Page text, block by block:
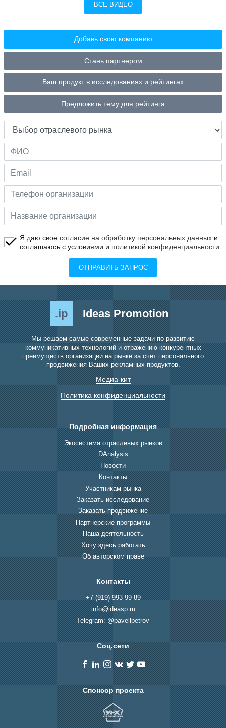
ВСЕ ВИДЕО
Добавь свою компанию
Стань партнером
Ваш продукт в исследованиях и рейтингах
Предложить тему для рейтинга
Я даю своесогласие на обработку персональных данных и
соглашаюсь с условиями и политикой конфиденциальности
ОТПРАВИТЬ ЗАПРОС
.ip Ideas Promotion
Мы решаем самые современные задачи по развитию
коммуникативных технологий и отражению конкурентных
преимуществ организации на рынке за счет персонального
продвижения Ваших рекламных продуктов.
Медиа-кит
Политика конфиденциальности
Подробная информация
Экосистема отраслевых рынков
DAnalysis
Новости
Контакты
Участникам рынка
Заказать исследование
Заказать продвижение
Партнерские программы
Наша деятельность
Хочу здесь работать
Об авторском праве
Контакты
+7 (919) 993-99-89
info@ideasp.ru
Telegram: @pavellpetrov
Соц.сети
Спонсор проекта